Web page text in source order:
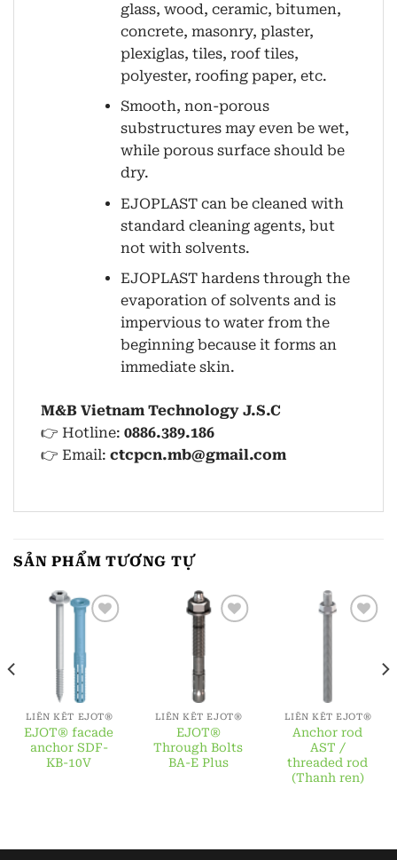
glass, wood, ceramic, bitumen,
concrete, masonry, plaster,
plexiglas, tiles, roof tiles,
polyester, roofing paper, etc.
Smooth, non-porous
substructures may even be wet,
while porous surface should be
dry.
EJOPLAST can be cleaned with
standard cleaning agents, but
not with solvents.
EJOPLAST hardens through the
evaporation of solvents and is
impervious to water from the
beginning because it forms an
immediate skin.
M&B Vietnam Technology J.S.C
👉 Hotline: 0886.389.186
👉 Email: ctcpcn.mb@gmail.com
SẢN PHẨM TƯƠNG TỰ
LIÊN KẾT EJOT®
EJOT® facade
anchor SDF-
KB-10V
LIÊN KẾT EJOT®
EJOT®
Through Bolts
BA-E Plus
LIÊN KẾT EJOT®
Anchor rod
AST /
threaded rod
(Thanh ren)